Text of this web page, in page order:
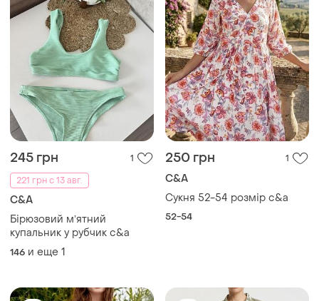
245 грн
1
221 грн с 13 авг.
C&A
Бірюзовий мʼятний
купальник у рубчик c&a
146 и еще 1
250 грн 1
C&A
Сукня 52-54 розмір c&a
52-54